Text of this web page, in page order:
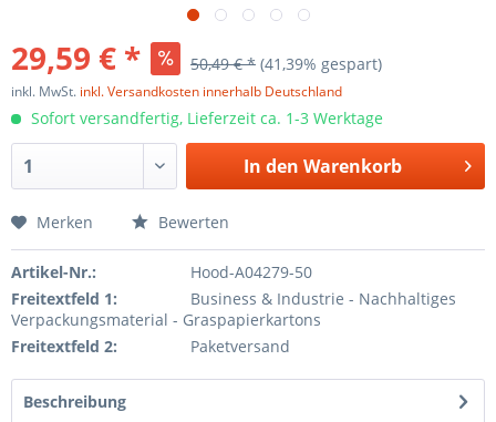
29,59 € * 50,49 € * (41,39% gespart)
inkl. MwSt. inkl. Versandkosten innerhalb Deutschland
Sofort versandfertig, Lieferzeit ca. 1-3 Werktage
In den Warenkorb
Merken Bewerten
Artikel-Nr.:
Hood-A04279-50
Freitextfeld 1:
Business & Industrie - Nachhaltiges
Verpackungsmaterial - Graspapierkartons
Freitextfeld 2:
Paketversand
Beschreibung